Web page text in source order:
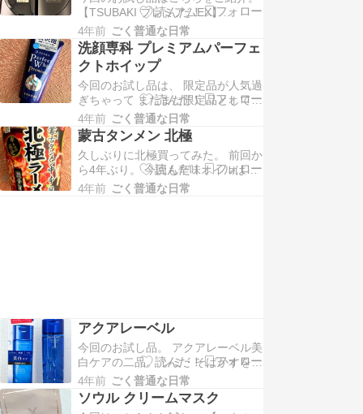
きにくい ・肌色補正 ・皮脂テカ
リ…
【TSUBAKI プレミアムEX】
TSUBAKI様に提供いただきました
この高級感溢れるTSUBAKIは 「毛
先までなめらかな艶あふれるオーラ
髪」 を目指せるヘアケア。 毛髪の
断面形状を補修する 「イオン補修成
分」の効果で 立体的に髪の毛を補
修…
4年前 ごく普通な日常
洗顔専科 プレミアムパーフェ
クトホイップ
今回のお試し品は、 限定品が人気過
ぎちゃって またまた限定品として再
発売した商品！ 【洗顔専科 プレミ
アムパーフェクトホイップ】
SENKA様のプロモーションに参加中
ダイヤモンドパウダー配合の 贅沢な
泡のパーフェクトホイップだよ。 パ
ッケージも濃紺にキラキラで高級感
4年前 ごく普通な日常
蒙古タンメン 北極
久しぶりに北極買ってみた。 前回か
ら4年ぶり。 今回も辛味オイルは最
初から全入れ。 麺はちょっと平たい
感じ。 具の存在感は薄いけど、ニン
4年前 ごく普通な日常
アクアレーベル
今回のお試し品。 アクアレーベル美
白ケアの二品。 シミ・そばかすを防
いで、 ハリ・乾燥をケアしてくれる
シリーズ。 増える肌悩みをまるごと
ケアしながら、 うるおって透明感の
4年前 ごく普通な日常
ソウル クリームマスク